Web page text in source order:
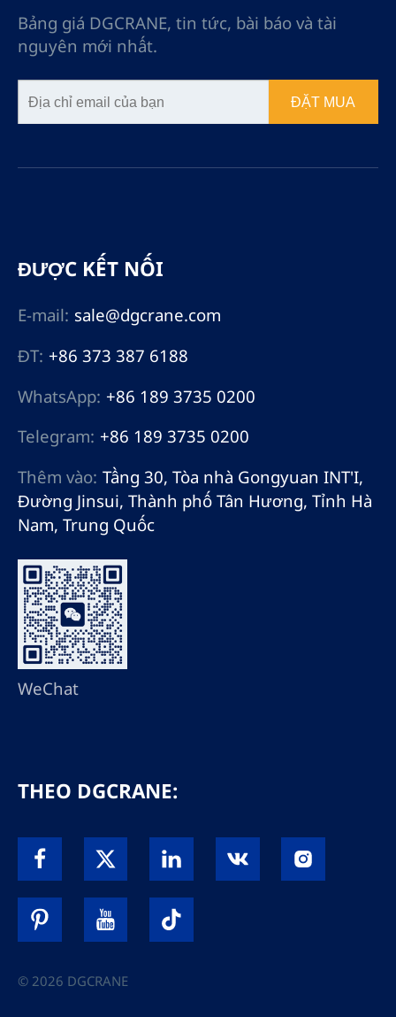
Bảng giá DGCRANE, tin tức, bài báo và tài
nguyên mới nhất.
ĐẶT MUA
ĐƯỢC KẾT NỐI
E-mail: sale@dgcrane.com
ĐT: +86 373 387 6188
WhatsApp: +86 189 3735 0200
Telegram: +86 189 3735 0200
Thêm vào: Tầng 30, Tòa nhà Gongyuan INT'I,
Đường Jinsui, Thành phố Tân Hương, Tỉnh Hà
Nam, Trung Quốc
WeChat
THEO DGCRANE:
© 2026 DGCRANE